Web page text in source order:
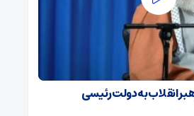
انقلاب به دولت رئیسی